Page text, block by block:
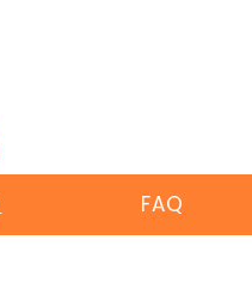
FAQ